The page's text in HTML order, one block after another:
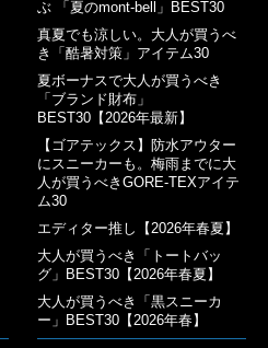
ぶ 「夏のmont-bell」BEST30
真夏でも涼しい。大人が買うべ
き「酷暑対策」アイテム30
夏ボーナスで大人が買うべき
「ブランド財布」
BEST30【2026年最新】
【ゴアテックス】防水アウター
にスニーカーも。梅雨までに大
人が買うべきGORE-TEXアイテ
ム30
エディター推し【2026年春夏】
大人が買うべき「トートバッ
グ」BEST30【2026年春夏】
大人が買うべき「黒スニーカ
ー」BEST30【2026年春】